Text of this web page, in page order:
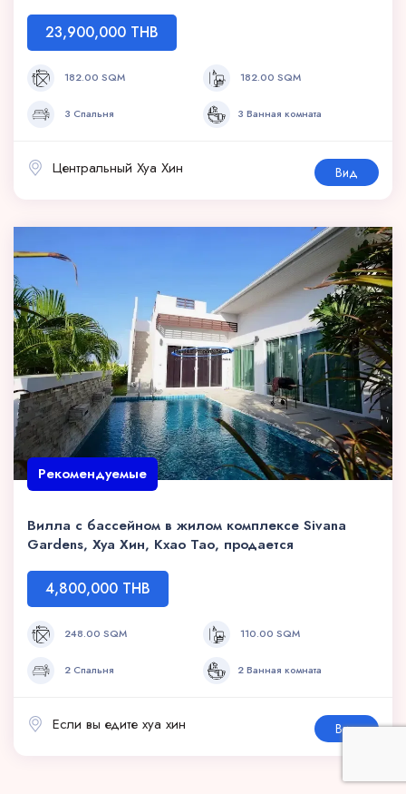
23,900,000 THB
182.00 SQM 182.00 SQM
3 Спальня 3 Ванная комната
Центральный Хуа Хин Вид
Рекомендуемые
Вилла с бассейном в жилом комплексе Sivana
Gardens, Хуа Хин, Кхао Тао, продается
4,800,000 THB
248.00 SQM 110.00 SQM
2 Спальня 2 Ванная комната
Если вы едите хуа хин Вид